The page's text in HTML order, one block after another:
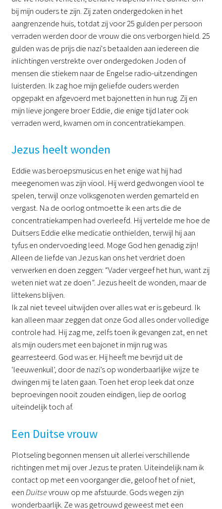
bij mijn ouders te zijn. Zij zaten ondergedoken in het
aangrenzende huis, totdat zij voor 25 gulden per persoon
verraden werden door de vrouw die ons verborgen hield. 25
gulden was de prijs die nazi's betaalden aan iedereen die
inlichtingen verstrekte over ondergedoken Joden of
mensen die stiekem naar de Engelse radio-uitzendingen
luisterden. Ik zag hoe mijn geliefde ouders werden
opgepakt en afgevoerd met bajonetten in hun rug. Zij en
mijn lieve jongere broer Eddie, die enige tijd later ook
verraden werd, kwamen om in concentratiekampen.
Jezus heelt wonden
Eddie was beroepsmusicus en het enige wat hij had
meegenomen was zijn viool. Hij werd gedwongen viool te
spelen, terwijl onze volksgenoten werden gemarteld en
vergast. Na de oorlog ontmoette ik een arts die de
concentratiekampen had overleefd. Hij vertelde me hoe de
Duitsers Eddie elke medicatie onthielden, terwijl hij aan
tyfus en ondervoeding leed. Moge God hen genadig zijn!
Alleen de liefde van Jezus kan ons het verdriet doen
verwerken en doen zeggen: “Vader vergeef het hun, want zij
weten niet wat ze doen”. Jezus heelt de wonden, maar de
littekens blijven.
Ik zal niet teveel uitwijden over alles wat er is gebeurd. Ik
kan alleen maar zeggen dat onze God alles onder volledige
controle had. Hij zag me, zelfs toen ik gevangen zat, en net
als mijn ouders met een bajonet in mijn rug was
gearresteerd. God was er. Hij heeft me bevrijd uit de
‘leeuwenkuil’, door de nazi’s op wonderbaarlijke wijze te
dwingen mij te laten gaan. Toen het erop leek dat onze
beproevingen nooit zouden eindigen, liep de oorlog
uiteindelijk toch af.
Een Duitse vrouw
Plotseling begonnen mensen uit allerlei verschillende
richtingen met mij over Jezus te praten. Uiteindelijk nam ik
contact op met een voorganger die, geloof het of niet,
eenDuitsevrouw op me afstuurde. Gods wegen zijn
wonderbaarlijk. Ze was getrouwd geweest met een